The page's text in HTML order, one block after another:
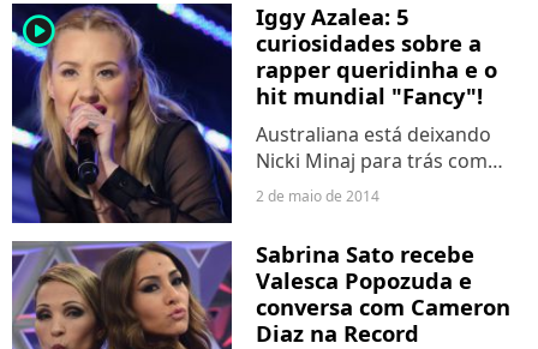
player2
Iggy Azalea: 5
curiosidades sobre a
rapper queridinha e o
hit mundial "Fancy"!
Australiana está deixando
Nicki Minaj para trás com
suas batidas.
2 de maio de 2014
Sabrina Sato recebe
Valesca Popozuda e
conversa com Cameron
Diaz na Record